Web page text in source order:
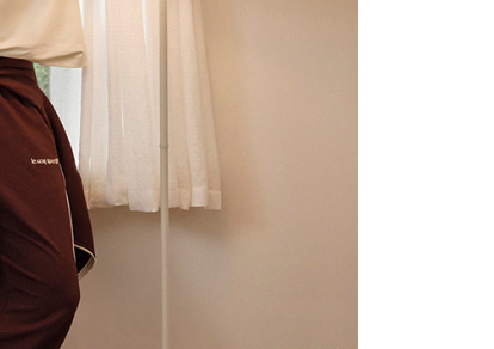
び修正を行います。
サービス規約については、以下のリンクを参照してく
userRule
代金後払い」（以下当サービスという）はネット
（以下 AFTEE という）が提供し、AFTEEが代金を徴収
ご利用の際に提供しなければならない個人情報（注
番号、受取人の氏名、電話番号、受取人住所を含むが
は、AFTEEに渡され当サービスで必要な範囲内で利用
個人情報の収集、処理、利用について、詳細は
ージの『個人情報の収集、処理及び利用に関する声
い（https://aftee.tw/privacypolicy/
の際に、審査を通過すれば、最高額がNT$10,000に
期限を過ぎた場合、その金額に基づいて年利20%の遅
れます。未成年の利用者は、事前に法定代理人または
ばAFTEEをご利用いただけます。
用について疑問がある、または関連する法律の権利
、ネットプロテクションズ